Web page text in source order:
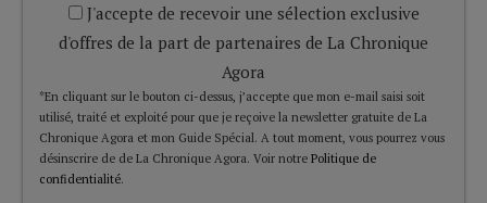
J'accepte de recevoir une sélection exclusive
d'offres de la part de partenaires de La Chronique
Agora
*En cliquant sur le bouton ci-dessus, j’accepte que mon e-mail saisi soit
utilisé, traité et exploité pour que je reçoive la newsletter gratuite de La
Chronique Agora et mon Guide Spécial. A tout moment, vous pourrez vous
désinscrire de de La Chronique Agora. Voir notre Politique de
confidentialité.